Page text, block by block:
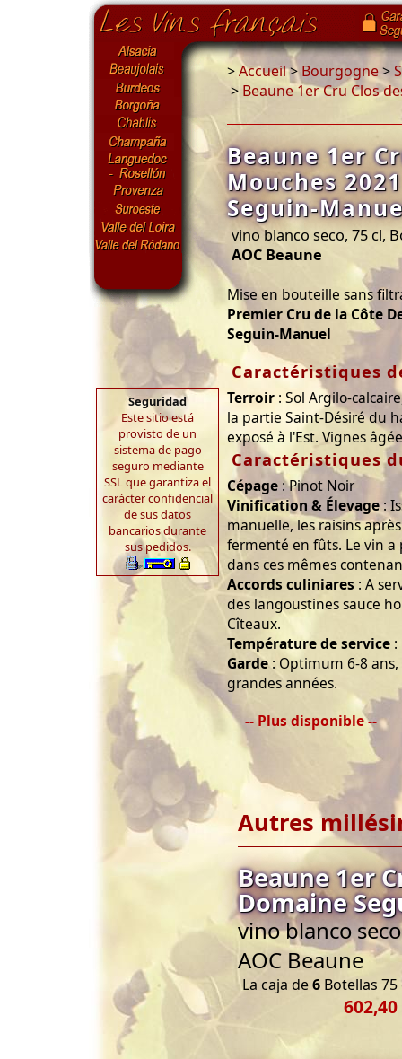
Seguridad
Este sitio está
provisto de un
sistema de pago
seguro mediante
SSL que garantiza el
carácter confidencial
de sus datos
bancarios durante
sus pedidos.
>Accueil>Bourgogne>
> Beaune 1er Cru Clos
Beaune 1er
Mouches
Seguin-
vino blanco seco, 75 cl,
AOC Beaune
Mise en bouteille sans
Premier Cru de la Côte
Seguin-Manuel
Caractéristiques
Terroir : Sol Argilo-
la partie Saint-Désiré du
exposé à l'Est. Vignes
Caractéristiques
Cépage : Pinot Noir
Vinification & Élevage:
manuelle, les raisins
fermenté en fûts. Le vin a
dans ces mêmes
Accords culiniares : A
des langoustines sauce
Cîteaux.
Température de service :
Garde: Optimum 6-8 ans,
grandes années.
-- Plus disponible --
Autres
Beaune 1er
Domaine
vino blanco
AOC Beaune
La caja de6 Botellas 75
602,40